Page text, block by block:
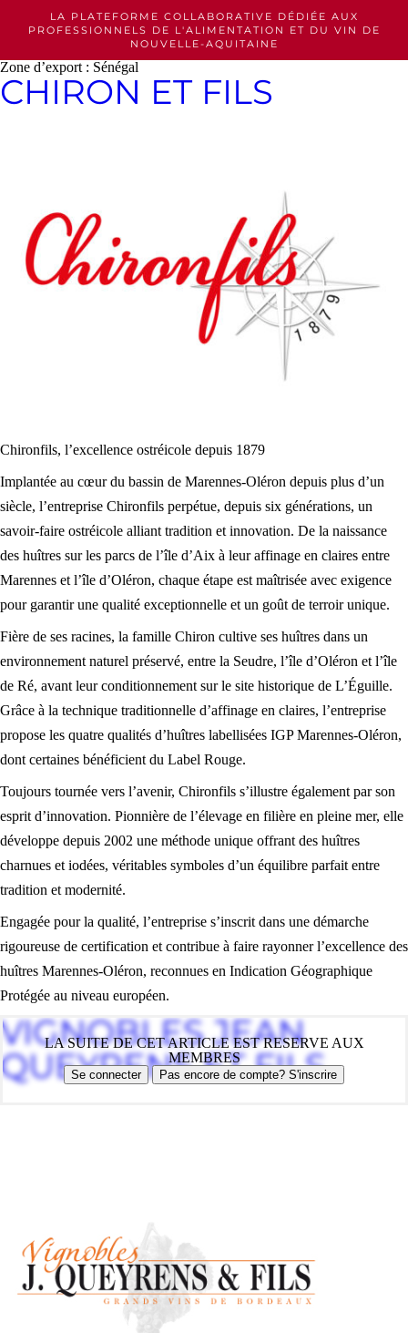
content
LA PLATEFORME COLLABORATIVE DÉDIÉE AUX
PROFESSIONNELS DE L'ALIMENTATION ET DU VIN DE
NOUVELLE-AQUITAINE
Zone d’export : Sénégal
CHIRON ET FILS
Chironfils, l’excellence ostréicole depuis 1879
Implantée au cœur du bassin de Marennes-Oléron depuis plus d’un
siècle, l’entreprise Chironfils perpétue, depuis six générations, un
savoir-faire ostréicole alliant tradition et innovation. De la naissance
des huîtres sur les parcs de l’île d’Aix à leur affinage en claires entre
Marennes et l’île d’Oléron, chaque étape est maîtrisée avec exigence
pour garantir une qualité exceptionnelle et un goût de terroir unique.
Fière de ses racines, la famille Chiron cultive ses huîtres dans un
environnement naturel préservé, entre la Seudre, l’île d’Oléron et l’île
de Ré, avant leur conditionnement sur le site historique de L’Éguille.
Grâce à la technique traditionnelle d’affinage en claires, l’entreprise
propose les quatre qualités d’huîtres labellisées IGP Marennes-Oléron,
dont certaines bénéficient du Label Rouge.
Toujours tournée vers l’avenir, Chironfils s’illustre également par son
esprit d’innovation. Pionnière de l’élevage en filière en pleine mer, elle
développe depuis 2002 une méthode unique offrant des huîtres
charnues et iodées, véritables symboles d’un équilibre parfait entre
tradition et modernité.
Engagée pour la qualité, l’entreprise s’inscrit dans une démarche
rigoureuse de certification et contribue à faire rayonner l’excellence des
huîtres Marennes-Oléron, reconnues en Indication Géographique
Protégée au niveau européen.
LA SUITE DE CET ARTICLE EST RESERVE AUX
MEMBRES
Se connecter Pas encore de compte? S'inscrire
VIGNOBLES JEAN
QUEYRENS ET FILS